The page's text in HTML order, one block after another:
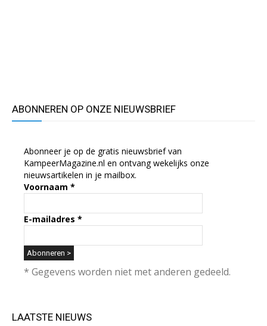
ABONNEREN OP ONZE NIEUWSBRIEF
Abonneer je op de gratis nieuwsbrief van
KampeerMagazine.nl en ontvang wekelijks onze
nieuwsartikelen in je mailbox.
Voornaam *
E-mailadres *
* Gegevens worden niet met anderen gedeeld.
LAATSTE NIEUWS